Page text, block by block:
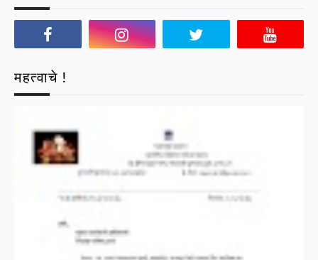
महत्वाचे !